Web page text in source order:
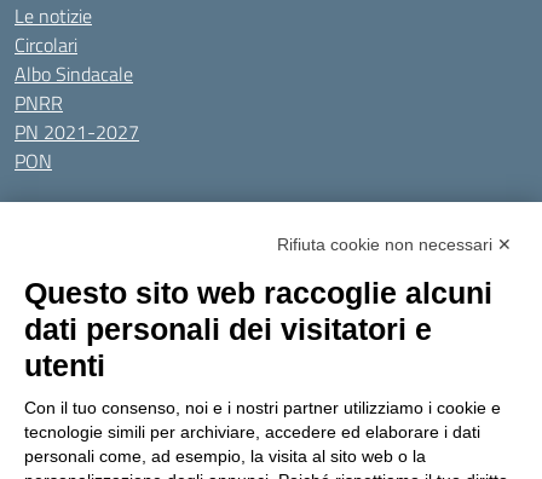
Le notizie
Circolari
Albo Sindacale
PNRR
PN 2021-2027
PON
Tutti gli argomenti
Amministrazione Trasparente
Privacy Policy
Dichiarazione di accessibilitàObiettivi di accessibilità
Seguici su:
Indirizzo:Via Gaetano Donizetti 30, Collegno
Centralino:0114053925 Email: toic8cg002@istruzione.it
Rifiuta cookie non necessari ✕
Questo sito web raccoglie alcuni
dati personali dei visitatori e
utenti
Con il tuo consenso, noi e i nostri partner utilizziamo i cookie e
tecnologie simili per archiviare, accedere ed elaborare i dati
personali come, ad esempio, la visita al sito web o la